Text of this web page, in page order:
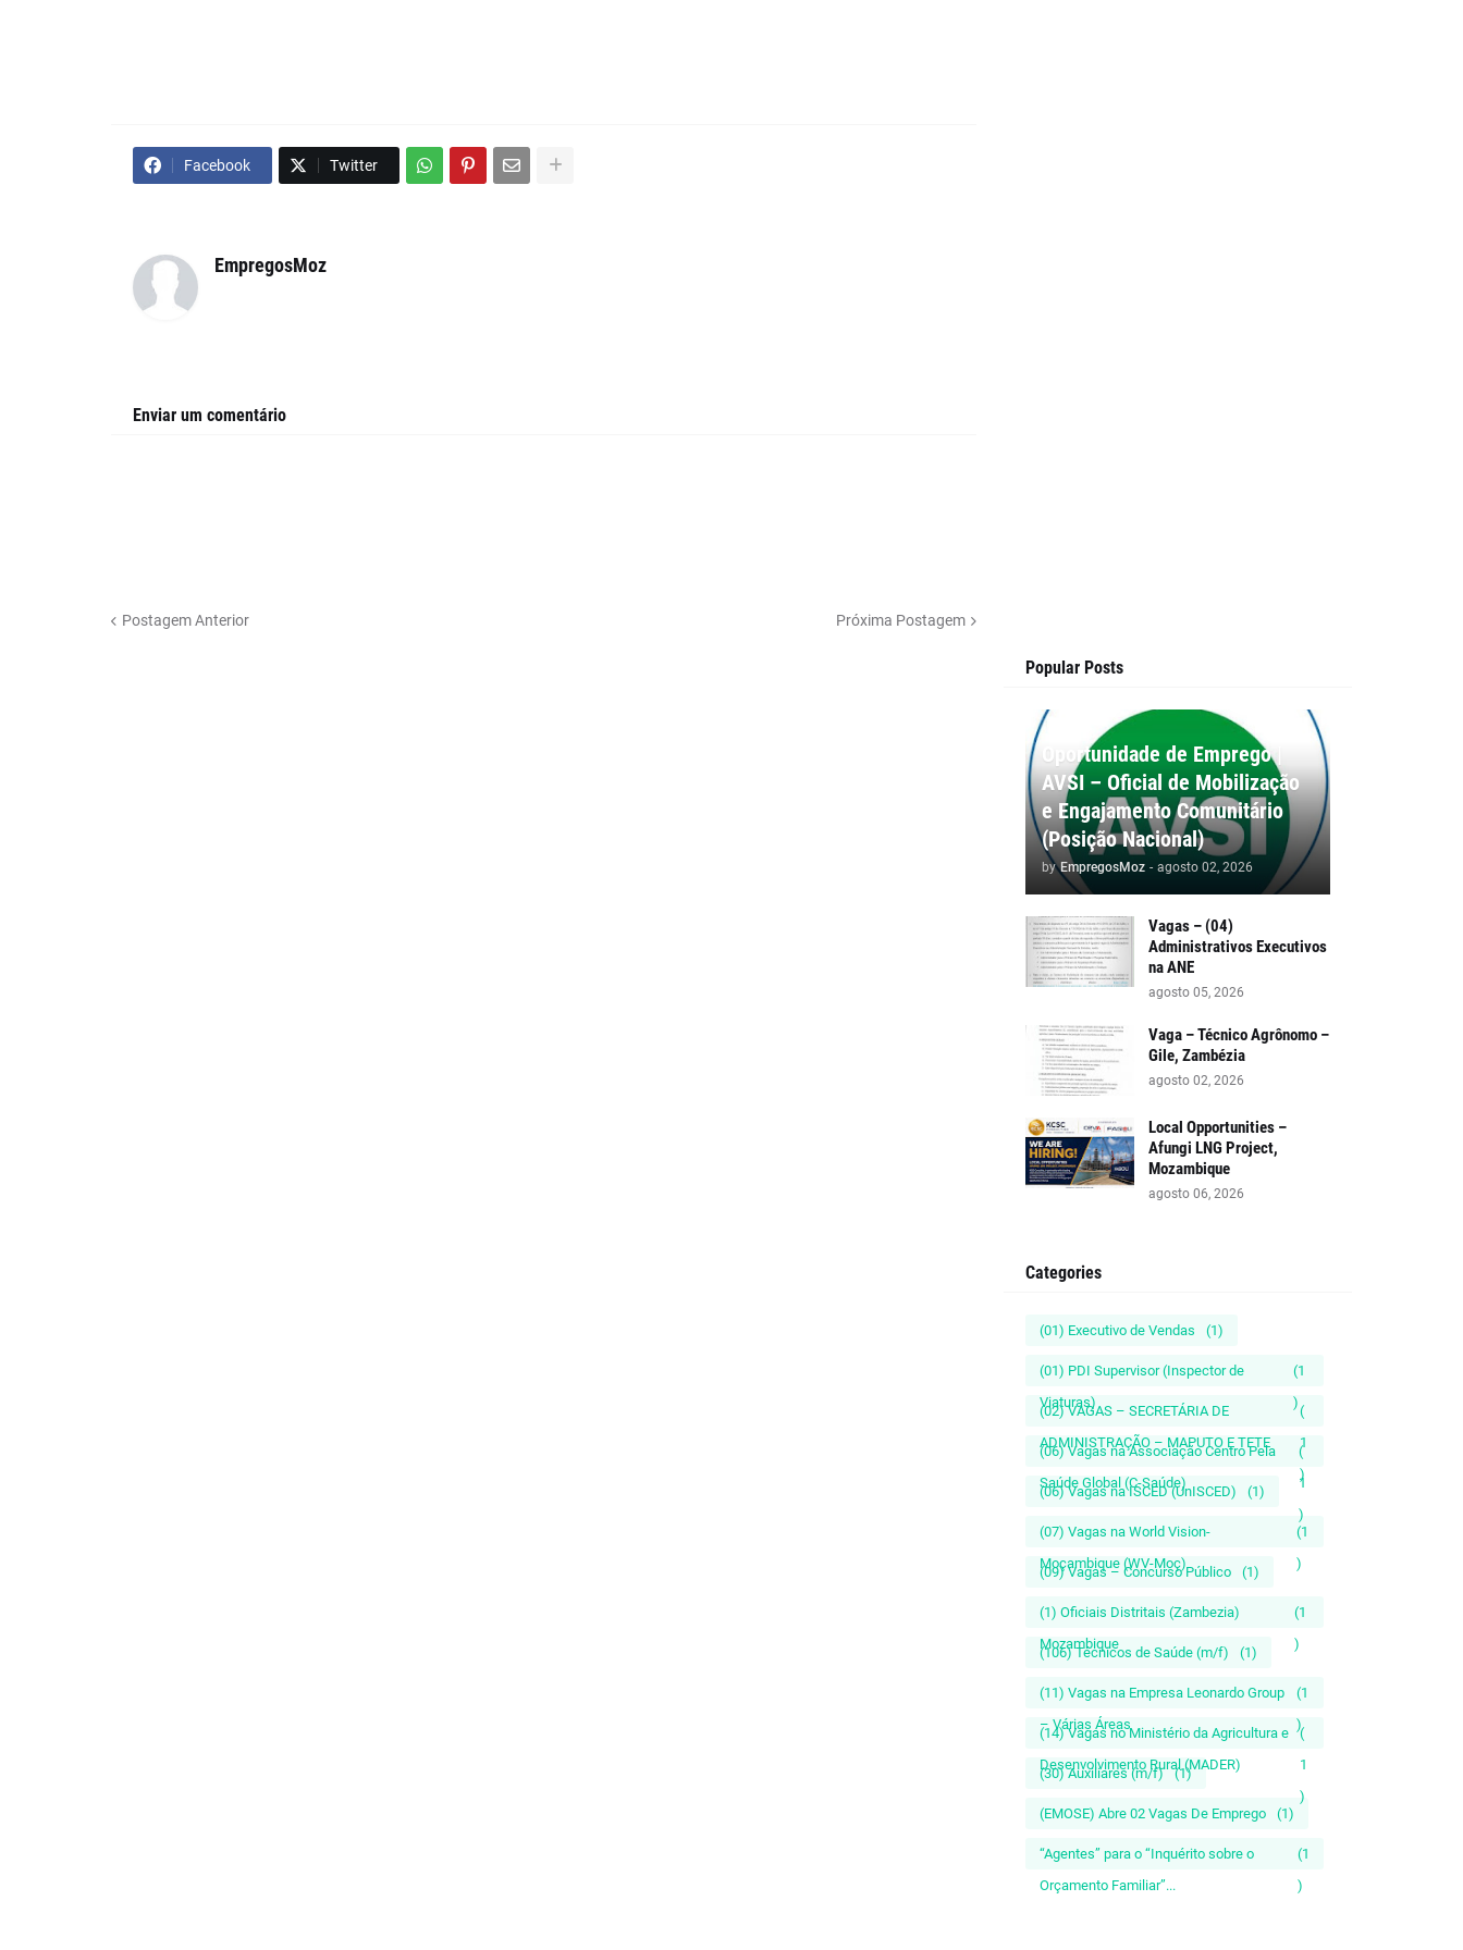
Facebook Twitter
EmpregosMoz
Enviar um comentário
Postagem Anterior Próxima Postagem
Popular Posts
Oportunidade de Emprego |
AVSI – Oficial de Mobilização
e Engajamento Comunitário
(Posição Nacional)
by EmpregosMoz - agosto 02, 2026
Vagas – (04)
Administrativos Executivos
na ANE
agosto 05, 2026
Vaga – Técnico Agrônomo –
Gile, Zambézia
agosto 02, 2026
Local Opportunities –
Afungi LNG Project,
Mozambique
agosto 06, 2026
Categories
(01) Executivo de Vendas (1)
(01) PDI Supervisor (Inspector de
Viaturas)
(1
)
(02) VAGAS – SECRETÁRIA DE
ADMINISTRAÇÃO – MAPUTO E TETE
(
1
)
(06) Vagas na Associação Centro Pela
Saúde Global (C-Saúde)
(
1
)
(06) Vagas na ISCED (UnISCED) (1)
(07) Vagas na World Vision-
Moçambique (WV-Moç)
(1
)
(09) Vagas – Concurso Público (1)
(1) Oficiais Distritais (Zambezia)
Mozambique
(1
)
(106) Técnicos de Saúde (m/f) (1)
(11) Vagas na Empresa Leonardo Group
– Várias Áreas
(1
)
(14) Vagas no Ministério da Agricultura e
Desenvolvimento Rural (MADER)
(
1
)
(30) Auxiliares (m/f) (1)
(EMOSE) Abre 02 Vagas De Emprego (1)
“Agentes” para o “Inquérito sobre o
Orçamento Familiar”...
(1
)